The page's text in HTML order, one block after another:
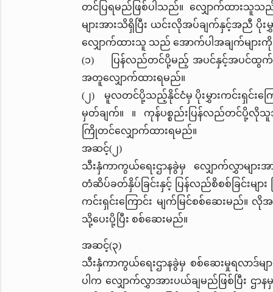
တင်ပြရမည်ဖြစ်ပါသည်။ လျှောက်ထား
များအားသိရှိပြီး ယင်းလိုအပ်ချက်နှင့်အညီ
လျှောက်ထားသူ သည် အောက်ပါအချက်များ
(၁) ပြန်လည်တင်ပို့မည့် အပင်နှင့်အပင်ထွက်ပစ္
အတူလျှောက်ထားရမည်။
(၂) မူလတင်ပို့သည့်နိုင်ငံမှ ပိုးမွှားကင်းရှင်းက
မှတ်ချက်။ ။ ကုန်ပစ္စည်းပြန်လည်တင်ပို့လို
ကြိုတင်လျှောက်ထားရမည်။
အဆင့်(၂)
သီးနှံကာကွယ်ရေးဌာနခွဲမှ လျှောက်လွှာများ
တံဆိပ်ခတ်နှိပ်ခြင်းနှင့် ပြန်လည်စိစစ်ခြင်းမျာ
ကင်းရှင်းကြောင်း မျက်မြင်စစ်ဆေးမည်။
သို့ပေးပို့ပြီး စစ်ဆေးမည်။
အဆင့်(၃)
သီးနှံကာကွယ်ရေးဌာနခွဲမှ စစ်ဆေးမှုရလာဒ်မျ
ပါက လျှောက်လွှာအားပယ်ချမည်ဖြစ်ပြီး ဌာ